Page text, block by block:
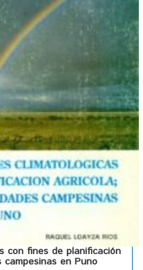
con fines de planificación
en Puno